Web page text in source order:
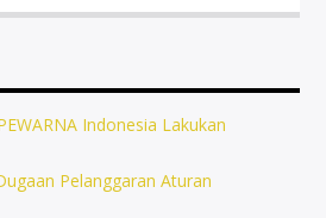
Indonesia Lakukan
Pelanggaran Aturan